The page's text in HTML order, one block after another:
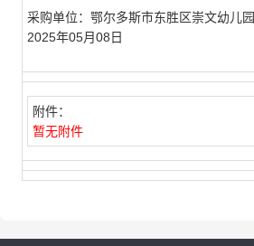
采购单位：鄂尔多斯市东胜区崇文幼儿园
2025年05月08日
附件：
暂无附件